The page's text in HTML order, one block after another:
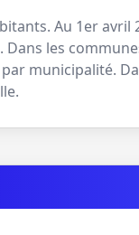
Au 1er avril
les
municipalité.